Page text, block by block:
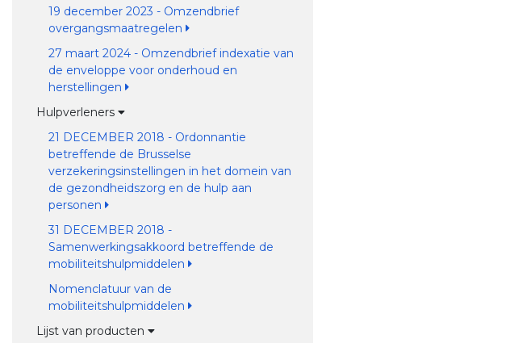
19 december 2023 - Omzendbrief
overgangsmaatregelen
27 maart 2024 - Omzendbrief indexatie van
de enveloppe voor onderhoud en
herstellingen
Hulpverleners
21 DECEMBER 2018 - Ordonnantie
betreffende de Brusselse
verzekeringsinstellingen in het domein van
de gezondheidszorg en de hulp aan
personen
31 DECEMBER 2018 -
Samenwerkingsakkoord betreffende de
mobiliteitshulpmiddelen
Nomenclatuur van de
mobiliteitshulpmiddelen
Lijst van producten